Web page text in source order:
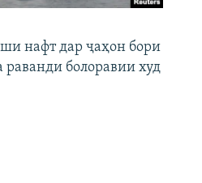
нафт дар ҷаҳон бори
раванди болоравии худ